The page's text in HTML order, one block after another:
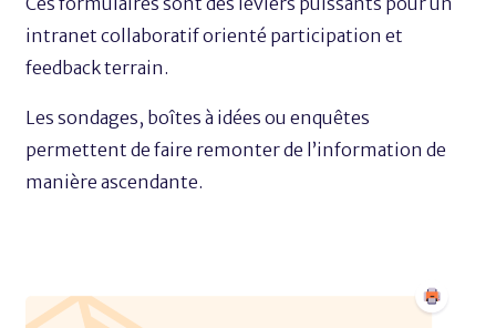
intranet collaboratif orienté participation et
feedback terrain.
Les sondages, boîtes à idées ou enquêtes
permettent de faire remonter de l’information de
manière ascendante.